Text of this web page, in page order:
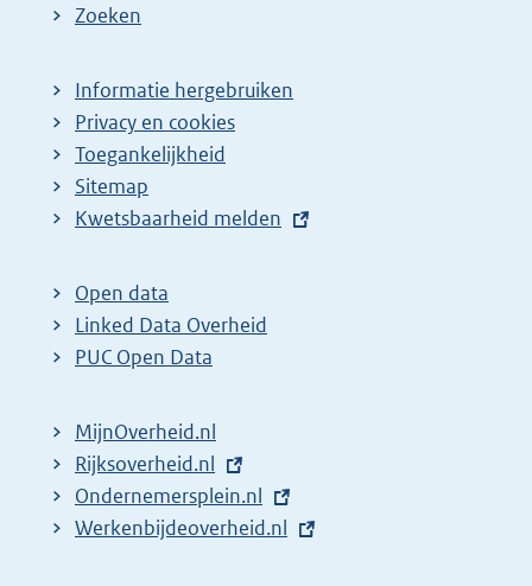
Zoeken
Informatie hergebruiken
Privacy en cookies
Toegankelijkheid
Sitemap
E
t
e
r
l
i
n
k
Kwetsbaarheid melden
Open data
Linked Data Overheid
PUC Open Data
MijnOverheid.nl
E
x
t
Rijksoverheid.nl
E
x
Ondernemersplein.nl
E
Werkenbijdeoverheid.nl